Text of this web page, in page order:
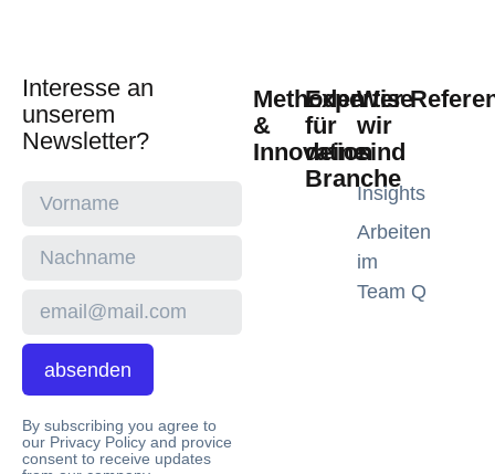
Interesse an
unserem
Newsletter?
absenden
By subscribing you agree to
our Privacy Policy and provice
consent to receive updates
Methoden
&
Innovation
Expertise
für
deine
Branche
Wer
wir
sind
Insights
Arbeiten
im
Team Q